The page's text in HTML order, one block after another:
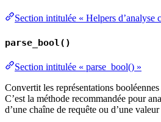
Section intitulée « Helpers d’analyse
parse_bool()
Section intitulée « parse_bool() »
Convertit les représentations booléennes
C’est la méthode recommandée pour
d’une chaîne de requête ou d’une